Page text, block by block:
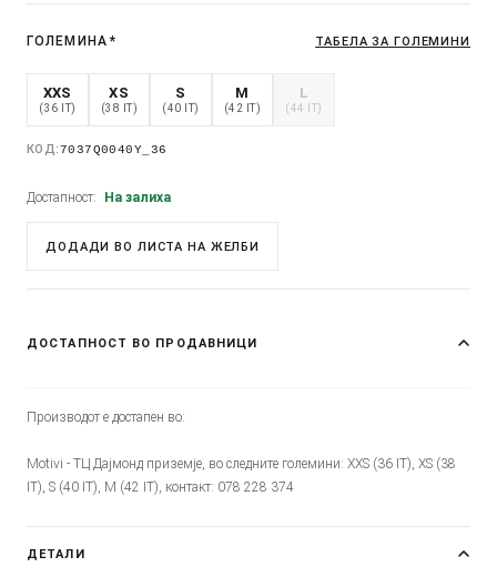
ГОЛЕМИНА * ТАБЕЛА ЗА ГОЛЕМИНИ
XXS
(36 IT)
XS
(38 IT)
S
(40 IT)
M
(42 IT)
L
(44 IT)
КОД:7037Q0040Y_36
Достапност: На залиха
ДОДАДИ ВО ЛИСТА НА ЖЕЛБИ
ДОСТАПНОСТ ВО ПРОДАВНИЦИ
Производот е достапен во:
Motivi - ТЦ Дајмонд приземје, во следните големини: XXS (36 IT), XS (38
IT), S (40 IT), M (42 IT), контакт: 078 228 374
ДЕТАЛИ